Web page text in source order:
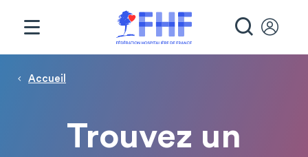
Page d'accueil
Fil d'Ariane
Accueil
Trouvez un
Panneau de gestion des cookies